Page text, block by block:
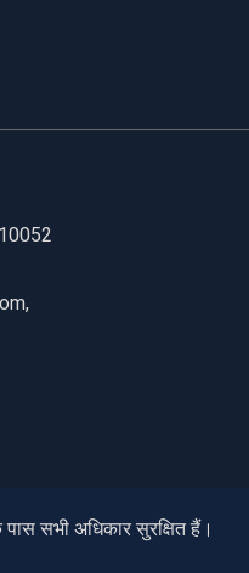
सभी अधिकार सुरक्षित हैं।